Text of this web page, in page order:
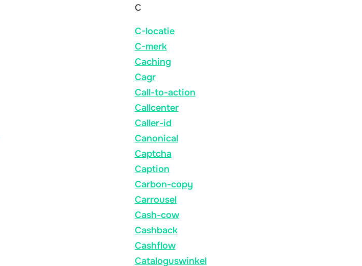
C
C-locatie
C-merk
Caching
Cagr
Call-to-action
Callcenter
Caller-id
Canonical
Captcha
Caption
Carbon-copy
Carrousel
Cash-cow
Cashback
Cashflow
Cataloguswinkel